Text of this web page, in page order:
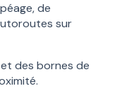
de
sur
des bornes de